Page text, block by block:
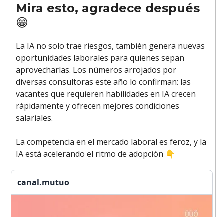
Mira esto, agradece después
😁
La IA no solo trae riesgos, también genera nuevas
oportunidades laborales para quienes sepan
aprovecharlas. Los números arrojados por
diversas consultoras este año lo confirman: las
vacantes que requieren habilidades en IA crecen
rápidamente y ofrecen mejores condiciones
salariales.
La competencia en el mercado laboral es feroz, y la
IA está acelerando el ritmo de adopción 👇
canal.mutuo